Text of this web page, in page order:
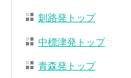
釧路発トップ
中標津発トップ
青森発トップ